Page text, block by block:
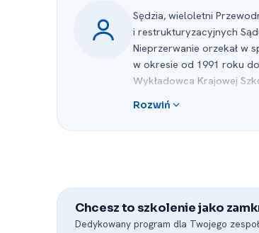
Sędzia, wieloletni
i restrukturyzacyjnych
Nieprzerwanie orzekał w
w okresie od 1991 roku
Wykładowca Krajowej
Współpracuje z
Adwokacką w Krakowie i
Rozwiń
Chcesz to szkolenie jako
Dedykowany program dla Twojego